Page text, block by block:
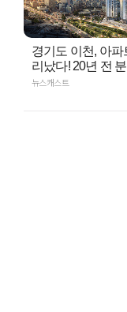
경기도 이천, 아파
리났다! 20년 전
뉴스캐스트